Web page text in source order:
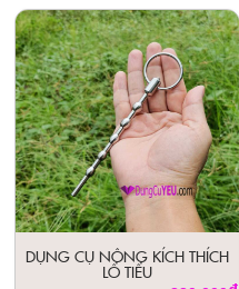
DỤNG CỤ NÔNG KÍCH THÍCH
LỔ TIỂU